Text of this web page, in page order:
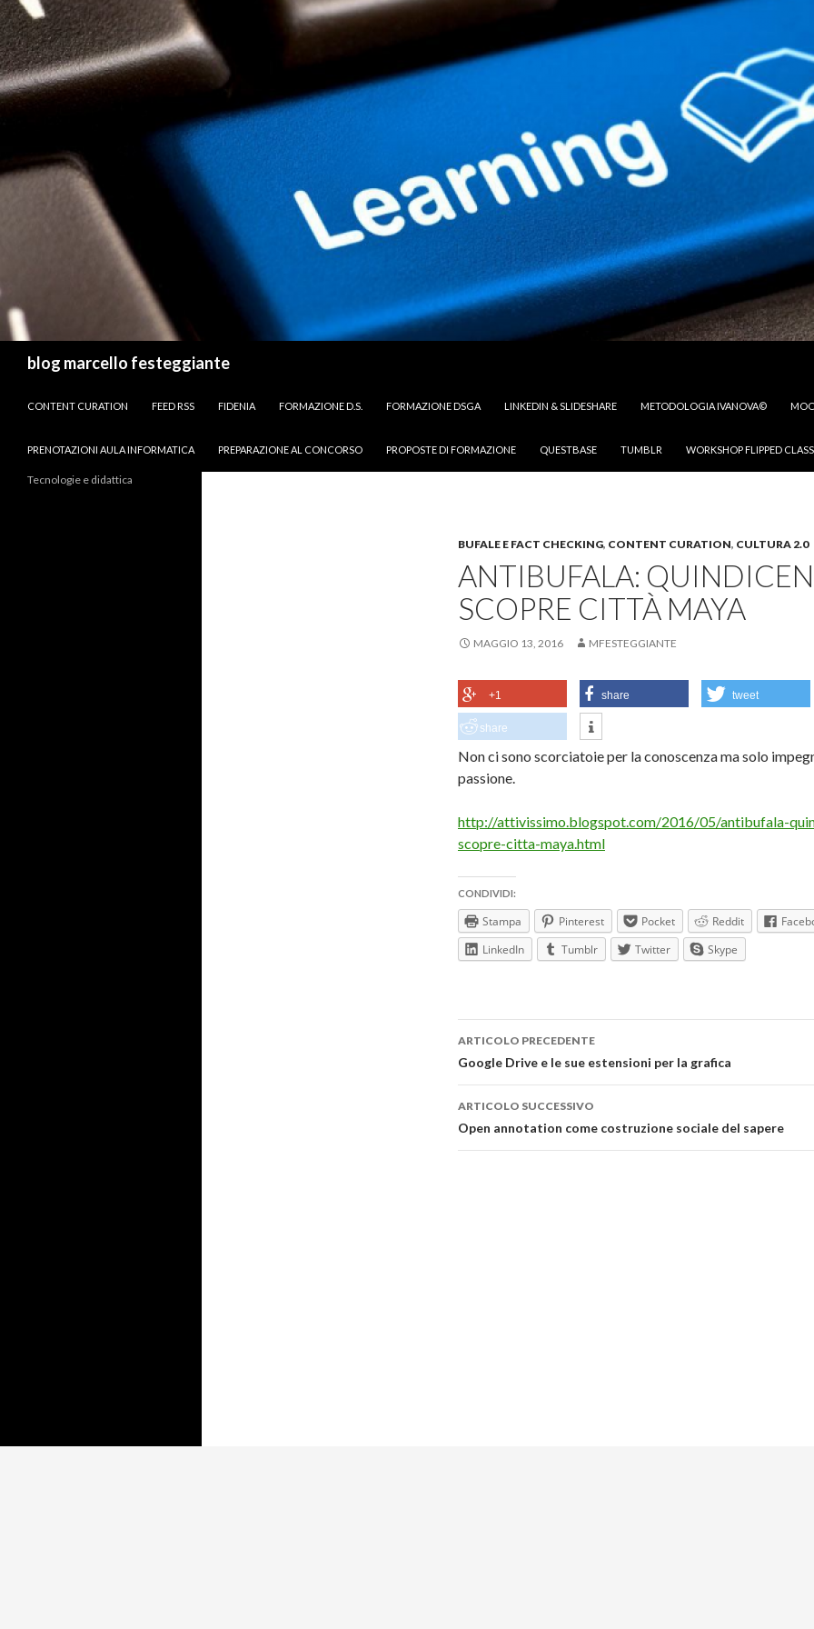
blog marcello festeggiante
CONTENT CURATION
FEED RSS FIDENIA FORMAZIONE D.S. FORMAZIONE DSGA LINKEDIN & SLIDESHARE METODOLOGIA IVANOVA©
PRENOTAZIONI AULA INFORMATICA PREPARAZIONE AL CONCORSO PROPOSTE DI FORMAZIONE QUESTBASE TUMBLR WORKSHOP FLIPPED
BUFALE E FACT CHECKING, CONTENT CURATION, CULTURA 2.0
ANTIBUFALA:
SCOPRE CITTÀ MAYA
MAGGIO 13, 2016 MFESTEGGIANTE
+1 share tweet
share
Non ci sono scorciatoie per la conoscenza ma solo
passione.
http://attivissimo.blogspot.com/2016/05/antibufala-
scopre-citta-maya.html
CONDIVIDI:
Stampa Pinterest Pocket Reddit
LinkedIn
Tumblr Twitter Skype
Navigazione
articolo
ARTICOLO PRECEDENTE
Google Drive e le sue estensioni per la grafica
ARTICOLO SUCCESSIVO
Open annotation come costruzione sociale del sapere
Tecnologie e didattica